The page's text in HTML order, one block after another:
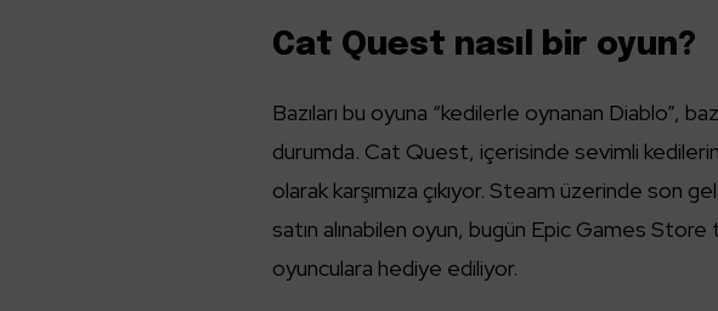
Cat Quest nasıl bir oyun?
Bazıları bu oyuna “kedilerle oynanan Diablo”,
durumda. Cat Quest, içerisinde sevimli
olarak karşımıza çıkıyor. Steam üzerinde son
satın alınabilen oyun, bugün Epic Games
oyunculara hediye ediliyor.